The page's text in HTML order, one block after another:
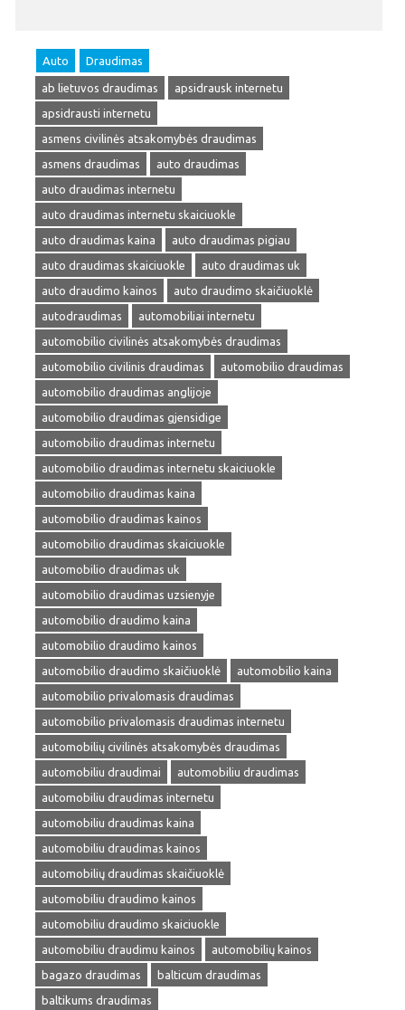
Auto Draudimas
ab lietuvos draudimas
apsidrausk internetu
apsidrausti internetu
asmens civilinės atsakomybės draudimas
asmens draudimas
auto draudimas
auto draudimas internetu
auto draudimas internetu skaiciuokle
auto draudimas kaina
auto draudimas pigiau
auto draudimas skaiciuokle
auto draudimas uk
auto draudimo kainos
auto draudimo skaičiuoklė
autodraudimas
automobiliai internetu
automobilio civilinės atsakomybės draudimas
automobilio civilinis draudimas
automobilio draudimas
automobilio draudimas anglijoje
automobilio draudimas gjensidige
automobilio draudimas internetu
automobilio draudimas internetu skaiciuokle
automobilio draudimas kaina
automobilio draudimas kainos
automobilio draudimas skaiciuokle
automobilio draudimas uk
automobilio draudimas uzsienyje
automobilio draudimo kaina
automobilio draudimo kainos
automobilio draudimo skaičiuoklė
automobilio kaina
automobilio privalomasis draudimas
automobilio privalomasis draudimas internetu
automobilių civilinės atsakomybės draudimas
automobiliu draudimai
automobiliu draudimas
automobiliu draudimas internetu
automobiliu draudimas kaina
automobiliu draudimas kainos
automobilių draudimas skaičiuoklė
automobiliu draudimo kainos
automobiliu draudimo skaiciuokle
automobiliu draudimu kainos
automobilių kainos
bagazo draudimas
balticum draudimas
baltikums draudimas